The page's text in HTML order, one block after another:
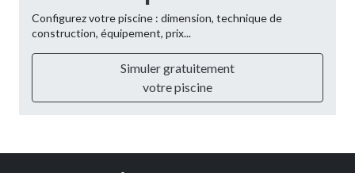
Configurez votre piscine : dimension, technique de
construction, équipement, prix...
Simuler gratuitement
votre piscine